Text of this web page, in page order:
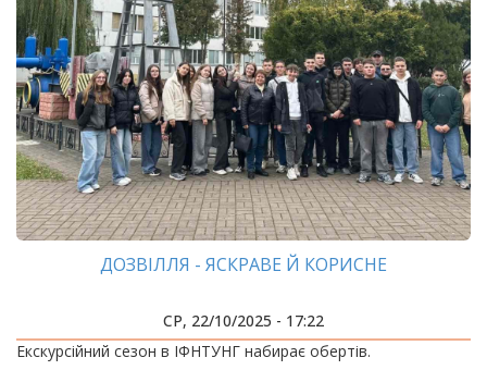
ДОЗВІЛЛЯ - ЯСКРАВЕ Й КОРИСНЕ
СР, 22/10/2025 - 17:22
Екскурсійний сезон в ІФНТУНГ набирає обертів.